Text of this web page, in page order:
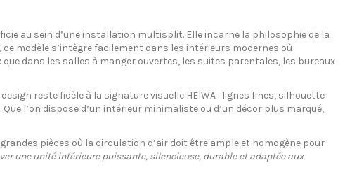
au sein d’une installation multisplit. Elle incarne la philosophie de la
modèle s’intègre facilement dans les intérieurs modernes où
dans les salles à manger ouvertes, les suites parentales, les bureaux
reste fidèle à la signature visuelle HEIWA : lignes fines, silhouette
l’on dispose d’un intérieur minimaliste ou d’un décor plus marqué,
pièces où la circulation d’air doit être ample et homogène pour
une unité intérieure puissante, silencieuse, durable et adaptée aux